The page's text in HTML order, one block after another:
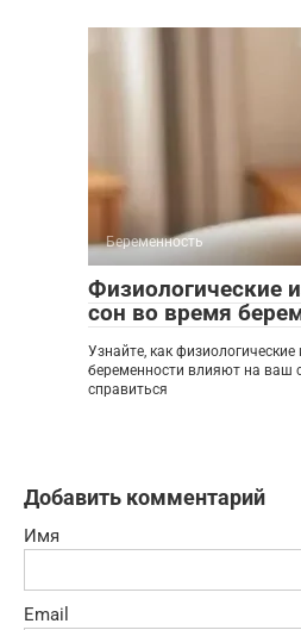
Беременность
Физиологические
сон во время
Узнайте, как
беременности влияют на ваш
справиться
Добавить комментарий
Имя
Email